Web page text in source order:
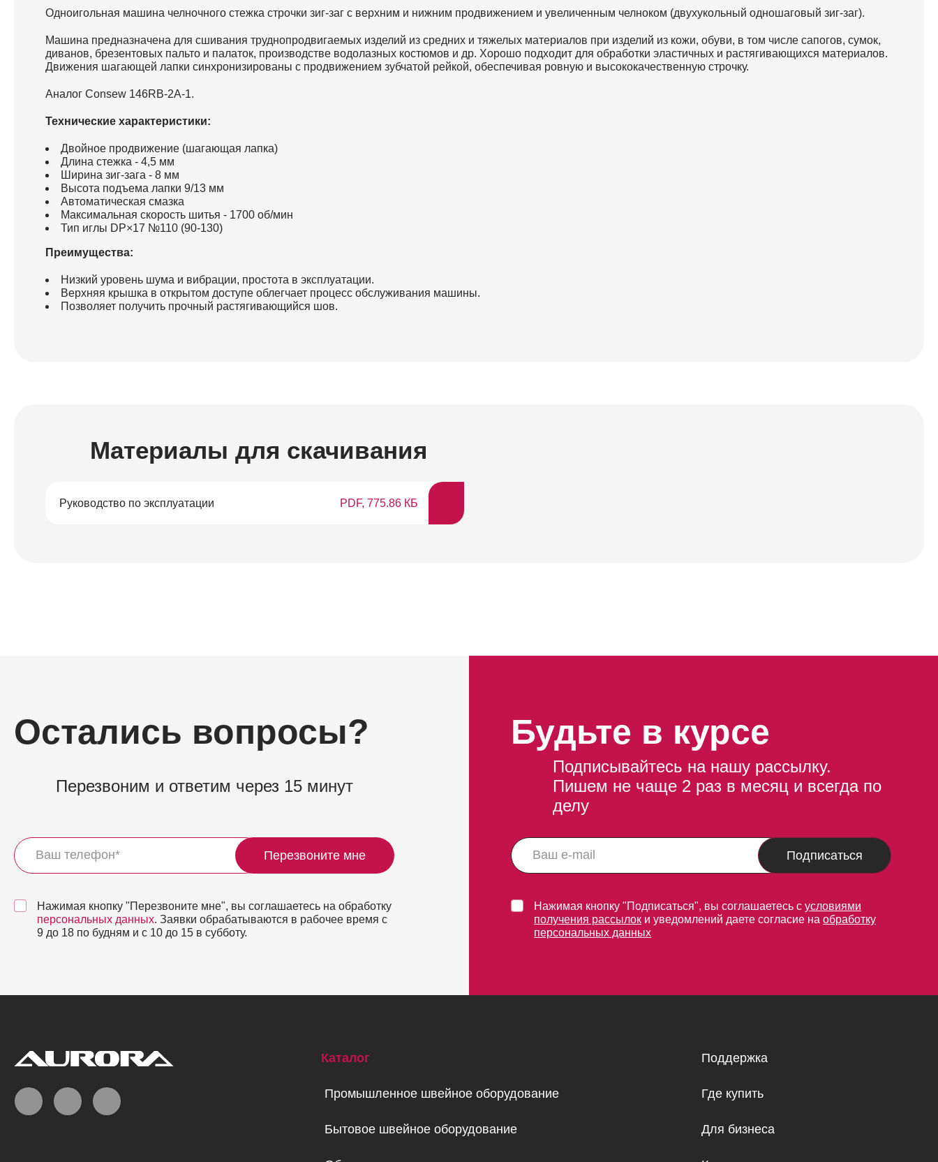
Одноигольная машина челночного стежка строчки зиг-заг с верхним и нижним продвижением и увеличенным челноком (двухукольный одношаговый зиг-заг).
Машина предназначена для сшивания труднопродвигаемых изделий из средних и тяжелых материалов при изделий из кожи, обуви, в том числе сапогов, сумок,
диванов, брезентовых пальто и палаток, производстве водолазных костюмов и др. Хорошо подходит для обработки эластичных и растягивающихся материалов.
Движения шагающей лапки синхронизированы с продвижением зубчатой рейкой, обеспечивая ровную и высококачественную строчку.
Аналог Consew 146RB-2A-1.
Технические характеристики:
Двойное продвижение (шагающая лапка)
Длина стежка - 4,5 мм
Ширина зиг-зага - 8 мм
Высота подъема лапки 9/13 мм
Автоматическая смазка
Максимальная скорость шитья - 1700 об/мин
Тип иглы DР×17 №110 (90-130)
Преимущества:
Низкий уровень шума и вибрации, простота в эксплуатации.
Верхняя крышка в открытом доступе облегчает процесс обслуживания машины.
Позволяет получить прочный растягивающийся шов.
Материалы для скачивания
Руководство по эксплуатации PDF, 775.86 КБ
Остались вопросы?
Перезвоним и ответим через 15 минут
Перезвоните мне
Нажимая кнопку "Перезвоните мне", вы соглашаетесь на обработку
персональных данных. Заявки обрабатываются в рабочее время с
9 до 18 по будням и с 10 до 15 в субботу.
Будьте в курсе
Подписывайтесь на нашу рассылку.
Пишем не чаще 2 раз в месяц и всегда по
делу
Подписаться
Нажимая кнопку "Подписаться", вы соглашаетесь с условиями
получения рассылок и уведомлений даете согласие на обработку
персональных данных
Каталог
Промышленное швейное оборудование
Бытовое швейное оборудование
Поддержка
Где купить
Для бизнеса